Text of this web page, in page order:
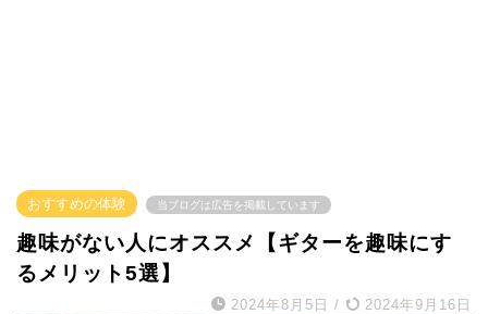
おすすめの体験 当ブログは広告を掲載しています
趣味がない人にオススメ【ギターを趣味にす
るメリット5選】
2024年8月5日 / 2024年9月16日